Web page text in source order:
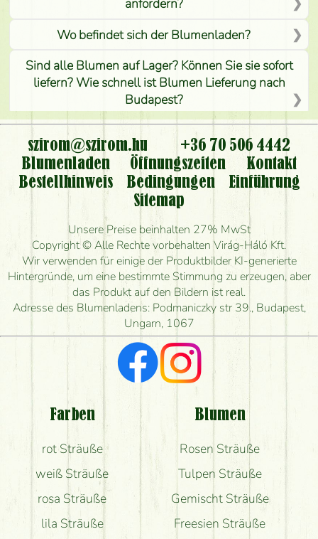
anfordern?
Wo befindet sich der Blumenladen?
Sind alle Blumen auf Lager? Können Sie sie sofort
liefern? Wie schnell ist Blumen Lieferung nach
Budapest?
Ist der Blumenladen non stop geöffnet?
Kann ich den bestellten Blumenstrauß persönlich
nehmen oder nur per Blumenversand?
Ist eine Bestellung für ländliche Gebiete möglich?
Wie lange kann ich heute Blumen mit Lieferung
bestellen?
Wie schnell können Sie den Blumenstrauß
herstellen und wann können Sie ihn frühestens
liefern?
Ich suche rote Rosen, hast du welche?
Welche Rückmeldungen bekomme ich zum
Bekomme ich wirklich, was auf dem Bild zu sehen
ist?
szirom@szirom.hu
+36 70 506 4442
Blumenladen
Öffnungszeiten
Kontakt
Bestellhinweis
Bedingungen
Einführung
Sitemap
Unsere Preise beinhalten 27% MwSt
Copyright © Alle Rechte vorbehalten Virág-Háló Kft.
Wir verwenden für einige der Produktbilder KI-generierte
Hintergründe, um eine bestimmte Stimmung zu erzeugen, aber
das Produkt auf den Bildern ist real.
Adresse des Blumenladens: Podmaniczky str 39., Budapest,
Ungarn, 1067
Farben
rot Sträuße
weiß Sträuße
rosa Sträuße
lila Sträuße
Blumen
Rosen Sträuße
Tulpen Sträuße
Gemischt Sträuße
Freesien Sträuße